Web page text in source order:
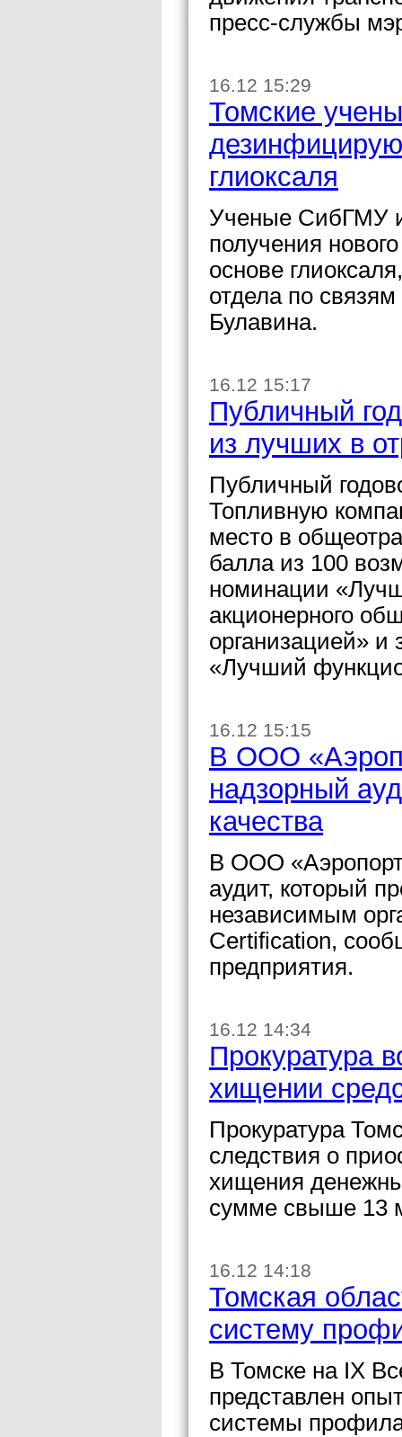
пресс-службы
16.12 15:29
Томские
глиоксаля
Ученые СибГМУ
получения
основе
отдела по
Булавина.
16.12 15:17
Публичный
из лучших в
Публичный
Топливную
место в
балла из 100
номинации
акционерного
организацией» и
«Лучший
16.12 15:15
В ООО
надзорный
качества
В ООО
аудит, который
независимым
Certification,
предприятия.
16.12 14:34
Прокуратура
хищении
Прокуратура
следствия о
хищения
сумме свыше 13
16.12 14:18
Томская
систему
В Томске на IX
представлен
системы